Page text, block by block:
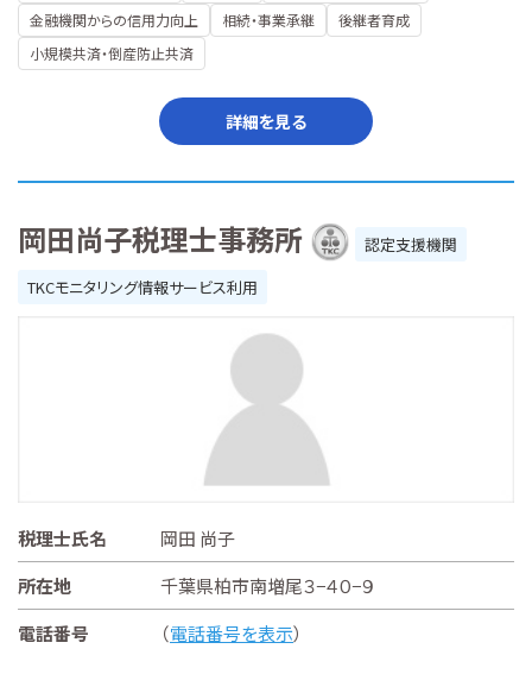
金融機関からの信用力向上 相続・事業承継
後継者育成
小規模共済・倒産防止共済
詳細を見る
岡田尚子税理士事務所
認定支援機関
TKCモニタリング情報サービス利用
税理士氏名
岡田 尚子
所在地
千葉県柏市南増尾３−４０−９
電話番号
（電話番号を表示）